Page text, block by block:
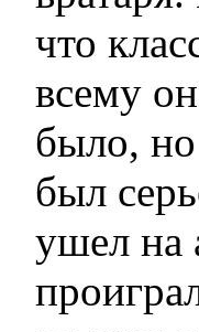
что
всему
было, но
был
ушел на